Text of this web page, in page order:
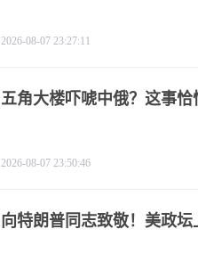
2026-08-07 23:27:11
五角大楼吓唬中俄？这事
2026-08-07 23:50:46
向特朗普同志致敬！美政